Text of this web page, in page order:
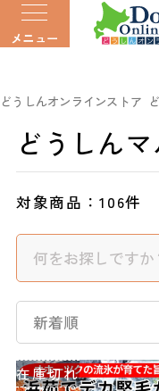
メニュー
どうしんオンラインストア
どうしん
対象商品：106件
新着順
在庫切れ